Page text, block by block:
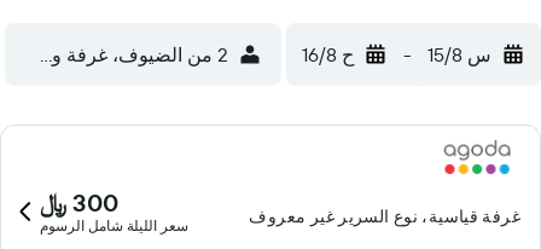
من مركز فاسكو دا جاما للتسوق ومنطقة آلتشيسي للعروض
الترفيهية.
س 15/8 - ح 16/8 2 من الضيوف، غرفة واحدة
غرفة قياسية، نوع السرير غير معروف 300 ﷼
سعر الليلة شامل الرسوم